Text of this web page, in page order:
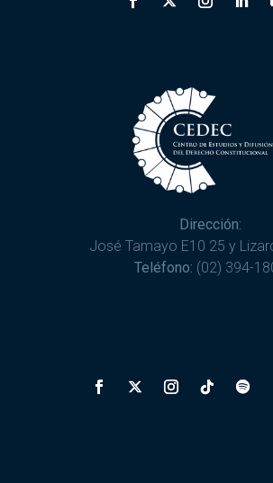
Dirección:
José Tamayo E10 25 y
Teléfono: (02) 394-